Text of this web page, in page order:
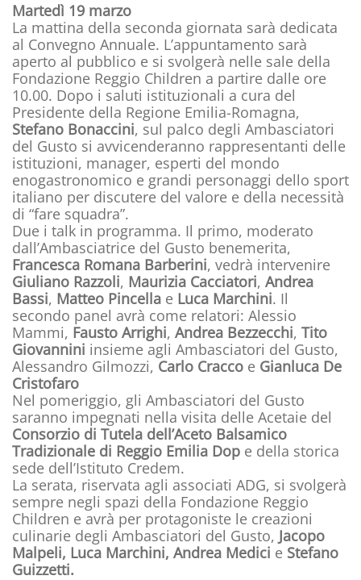
Martedì 19 marzo
La mattina della seconda giornata sarà dedicata
al Convegno Annuale. L’appuntamento sarà
aperto al pubblico e si svolgerà nelle sale della
Fondazione Reggio Children a partire dalle ore
10.00. Dopo i saluti istituzionali a cura del
Presidente della Regione Emilia-Romagna,
Stefano Bonaccini, sul palco degli Ambasciatori
del Gusto si avvicenderanno rappresentanti delle
istituzioni, manager, esperti del mondo
enogastronomico e grandi personaggi dello sport
italiano per discutere del valore e della necessità
di “fare squadra”.
Due i talk in programma. Il primo, moderato
dall’Ambasciatrice del Gusto benemerita,
Francesca Romana Barberini, vedrà intervenire
Giuliano Razzoli, Maurizia Cacciatori, Andrea
Bassi, Matteo Pincella e Luca Marchini. Il
secondo panel avrà come relatori: Alessio
Mammi, Fausto Arrighi, Andrea Bezzecchi, Tito
Giovannini insieme agli Ambasciatori del Gusto,
Alessandro Gilmozzi, Carlo Cracco e Gianluca De
Cristofaro
Nel pomeriggio, gli Ambasciatori del Gusto
saranno impegnati nella visita delle Acetaie del
Consorzio di Tutela dell’Aceto Balsamico
Tradizionale di Reggio Emilia Dop e della storica
sede dell’Istituto Credem.
La serata, riservata agli associati ADG, si svolgerà
sempre negli spazi della Fondazione Reggio
Children e avrà per protagoniste le creazioni
culinarie degli Ambasciatori del Gusto, Jacopo
Malpeli, Luca Marchini, Andrea Medici e Stefano
Guizzetti.